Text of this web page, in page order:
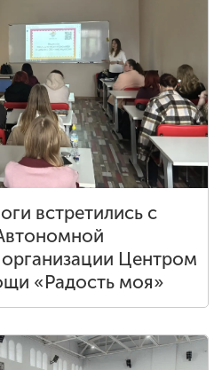
встретились с
Центром
«Радость моя»